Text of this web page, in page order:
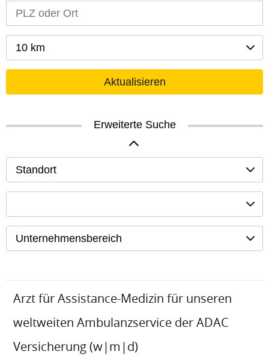
10 km
Aktualisieren
Erweiterte Suche
Standort
Unternehmensbereich
Arzt für Assistance-Medizin für unseren
weltweiten Ambulanzservice der ADAC
Versicherung (w|m|d)